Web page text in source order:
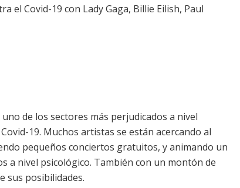
el Covid-19 con Lady Gaga, Billie Eilish, Paul
de los sectores más perjudicados a nivel
19. Muchos artistas se están acercando al
pequeños conciertos gratuitos, y animando un
a nivel psicológico. También con un montón de
sus posibilidades.